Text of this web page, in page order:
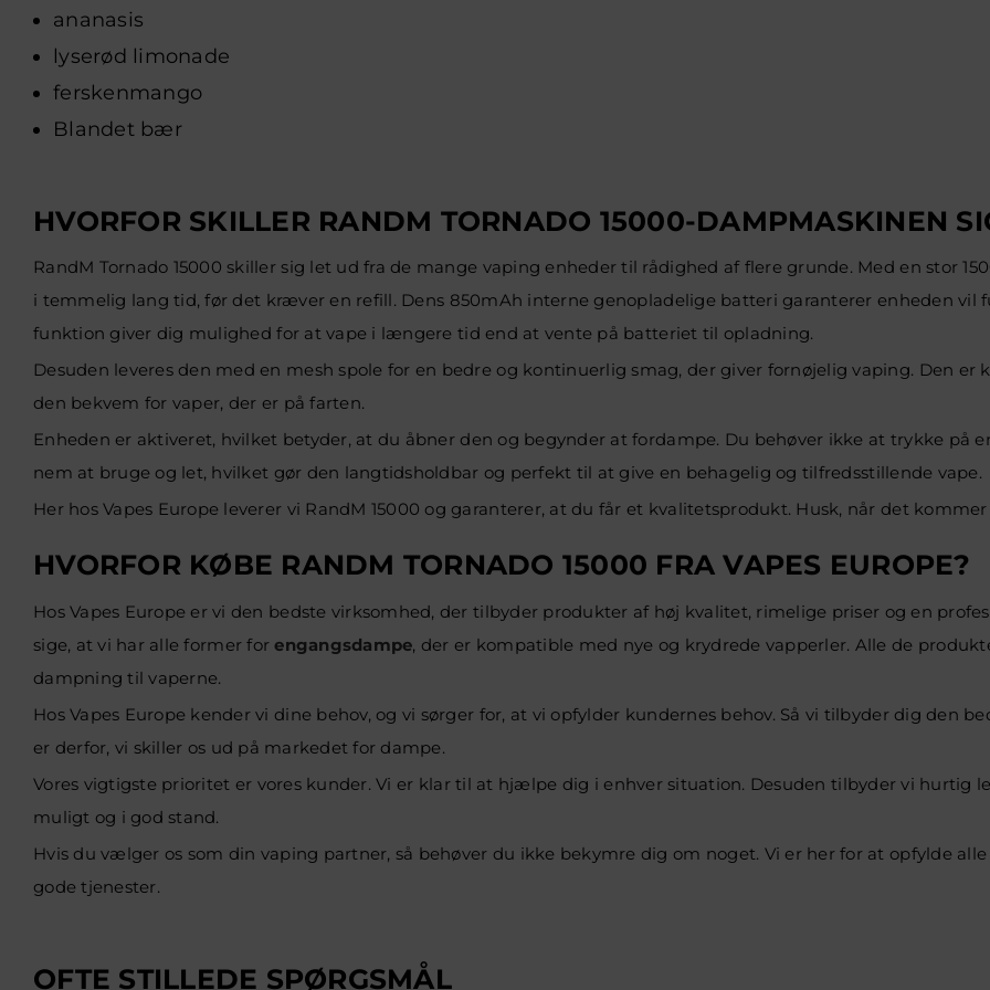
ananasis
lyserød limonade
ferskenmango
Blandet bær
HVORFOR SKILLER RANDM TORNADO 15000-DAMPMASKINEN
RandM Tornado 15000 skiller sig let ud fra de mange vaping enheder til rådighed af flere grunde. Med en stor
i temmelig lang tid, før det kræver en refill. Dens 850mAh interne genopladelige batteri garanterer enheden vil
funktion giver dig mulighed for at vape i længere tid end at vente på batteriet til opladning.
Desuden leveres den med en mesh spole for en bedre og kontinuerlig smag, der giver fornøjelig vaping. Den
den bekvem for vaper, der er på farten.
Enheden er aktiveret, hvilket betyder, at du åbner den og begynder at fordampe. Du behøver ikke at trykke på
nem at bruge og let, hvilket gør den langtidsholdbar og perfekt til at give en behagelig og tilfredsstillende vape.
Her hos Vapes Europe leverer vi RandM 15000 og garanterer, at du får et kvalitetsprodukt. Husk, når det
HVORFOR KØBE RANDM TORNADO 15000 FRA VAPES EUROPE?
Hos Vapes Europe er vi den bedste virksomhed, der tilbyder produkter af høj kvalitet, rimelige priser og en
sige, at vi har alle former forengangsdampe, der er kompatible med nye og krydrede vapperler. Alle de
dampning til vaperne.
Hos Vapes Europe kender vi dine behov, og vi sørger for, at vi opfylder kundernes behov. Så vi tilbyder dig den
er derfor, vi skiller os ud på markedet for dampe.
Vores vigtigste prioritet er vores kunder. Vi er klar til at hjælpe dig i enhver situation. Desuden tilbyder vi hurtig
muligt og i god stand.
Hvis du vælger os som din vaping partner, så behøver du ikke bekymre dig om noget. Vi er her for at opfylde
gode tjenester.
OFTE STILLEDE SPØRGSMÅL